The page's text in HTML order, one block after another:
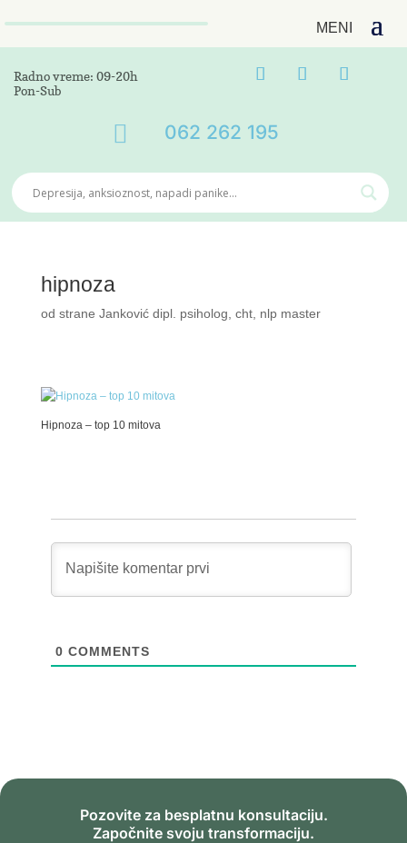
Radno vreme: 09-20h
Pon-Sub
 062 262 195
hipnoza
od strane Janković dipl. psiholog, cht, nlp master
Hipnoza – top 10 mitova
0 COMMENTS
Pozovite za besplatnu konsultaciju.
Započnite svoju transformaciju.